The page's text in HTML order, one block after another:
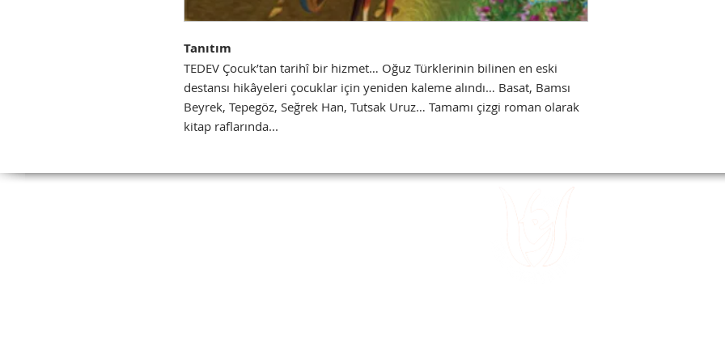
Tanıtım
TEDEV Çocuk’tan tarihî bir hizmet… Oğuz Türklerinin bilinen en eski
destansı hikâyeleri çocuklar için yeniden kaleme alındı… Basat, Bamsı
Beyrek, Tepegöz, Seğrek Han, Tutsak Uruz… Tamamı çizgi roman olarak
kitap raflarında...